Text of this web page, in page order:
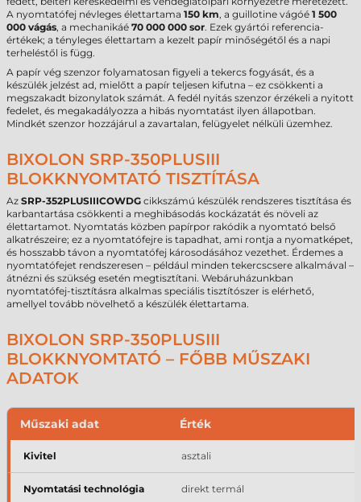
A nyomtatófej névleges élettartama 150 km, a guillotine vágóé 1 500
000 vágás, a mechanikáé 70 000 000 sor. Ezek gyártói referencia-
értékek; a tényleges élettartam a kezelt papír minőségétől és a napi
terheléstől is függ.
A papír vég szenzor folyamatosan figyeli a tekercs fogyását, és a
készülék jelzést ad, mielőtt a papír teljesen kifutna – ez csökkenti a
megszakadt bizonylatok számát. A fedél nyitás szenzor érzékeli a nyitott
fedelet, és megakadályozza a hibás nyomtatást ilyen állapotban.
Mindkét szenzor hozzájárul a zavartalan, felügyelet nélküli üzemhez.
BIXOLON SRP-350PLUSIII
BLOKKNYOMTATÓ TISZTÍTÁSA
Az SRP-352PLUSIIICOWDG cikkszámú készülék rendszeres tisztítása és
karbantartása csökkenti a meghibásodás kockázatát és növeli az
élettartamot. Nyomtatás közben papírpor rakódik a nyomtató belső
alkatrészeire; ez a nyomtatófejre is tapadhat, ami rontja a nyomatképet,
és hosszabb távon a nyomtatófej károsodásához vezethet. Érdemes a
nyomtatófejet rendszeresen – például minden tekercscsere alkalmával –
átnézni és szükség esetén megtisztítani. Webáruházunkban
nyomtatófej-tisztításra alkalmas speciális tisztítószer is elérhető,
amellyel tovább növelhető a készülék élettartama.
BIXOLON SRP-350PLUSIII
BLOKKNYOMTATÓ – FŐBB MŰSZAKI
ADATOK
Műszaki adat Érték
Kivitel asztali
Nyomtatási technológia direkt termál